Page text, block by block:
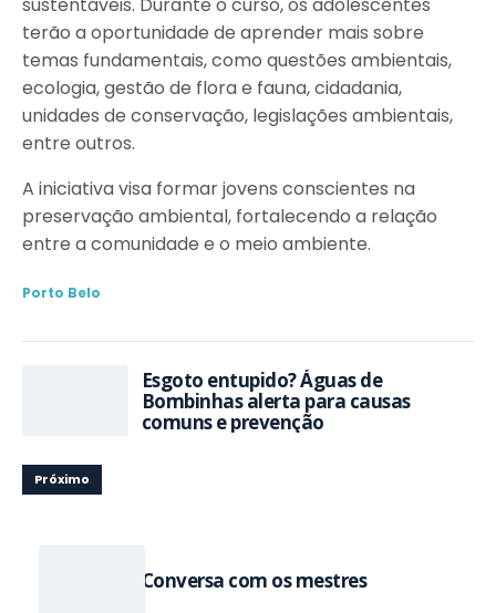
sustentáveis. Durante o curso, os adolescentes
terão a oportunidade de aprender mais sobre
temas fundamentais, como questões ambientais,
ecologia, gestão de flora e fauna, cidadania,
unidades de conservação, legislações ambientais,
entre outros.
A iniciativa visa formar jovens conscientes na
preservação ambiental, fortalecendo a relação
entre a comunidade e o meio ambiente.
Porto Belo
Esgoto entupido? Águas de
Bombinhas alerta para causas
comuns e prevenção
Próximo
Conversa com os mestres